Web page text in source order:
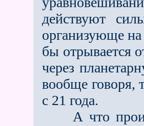
действуют
организующе на
бы отрывается
через
вообще говоря,
с 21 года.
А что